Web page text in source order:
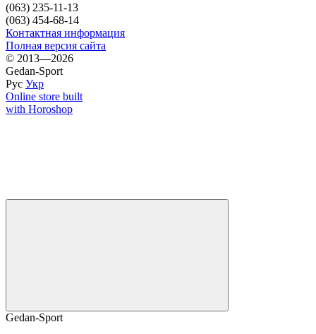
(063) 235-11-13
(063) 454-68-14
Контактная информация
Полная версия сайта
© 2013—2026
Gedan-Sport
Рус Укр
Online store built
with Horoshop
Gedan-Sport